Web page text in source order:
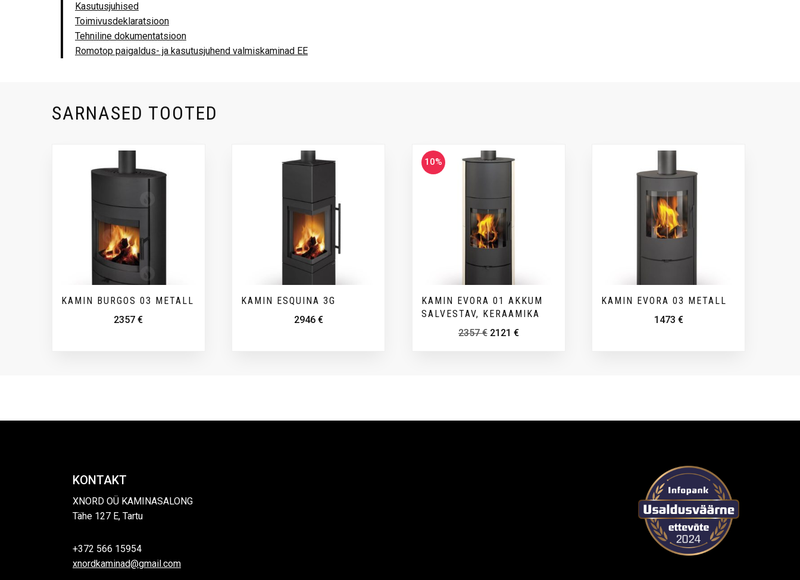
Kasutusjuhised
Toimivusdeklaratsioon
Tehniline dokumentatsioon
Romotop paigaldus- ja kasutusjuhend valmiskaminad EE
SARNASED TOOTED
KAMIN BURGOS 03 METALL
2357€
KAMIN ESQUINA 3G
2946 €
10%
KAMIN EVORA 01 AKKUM
SALVESTAV, KERAAMIKA
2357€ 2121 €
KAMIN EVORA 03 METALL
1473 €
KONTAKT
XNORD OÜ KAMINASALONG
Tähe 127 E, Tartu
+372 566 15954
xnordkaminad@gmail.com